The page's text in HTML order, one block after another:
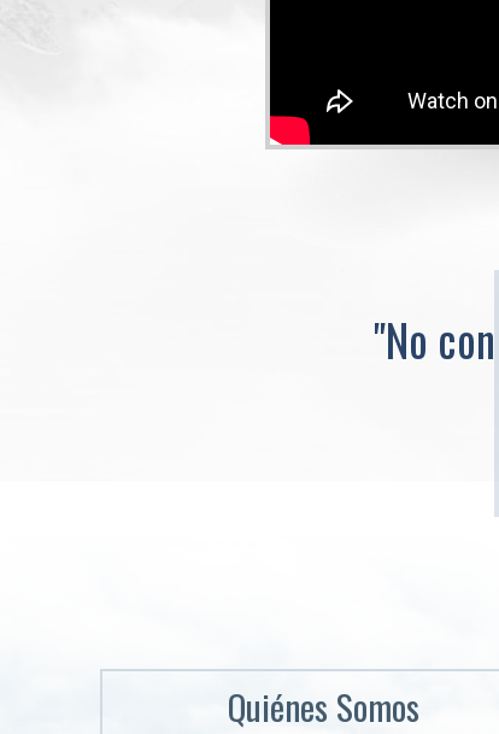
"No
Quiénes Somos